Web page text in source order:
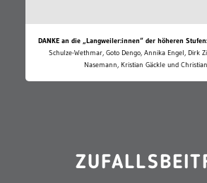
DANKE an die „Langweiler:innen“ der höheren Stufen:
Schulze-Wethmar, Goto Dengo, Annika Engel, Dirk
Nasemann, Kristian Gäckle und